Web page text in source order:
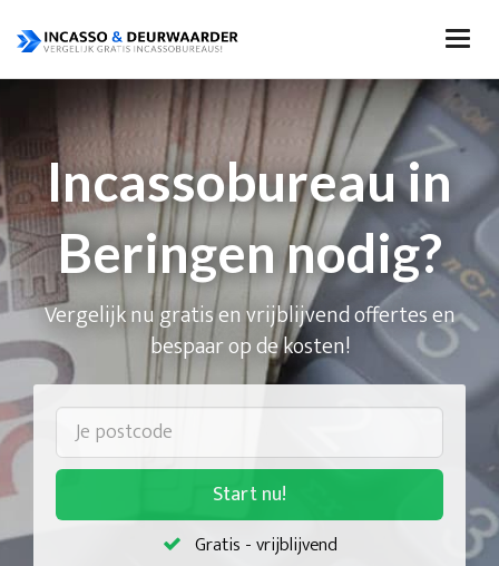
Incassobureau in
Beringen nodig?
Vergelijk nu gratis en vrijblijvend offertes en
bespaar op de kosten!
Start nu!
Gratis - vrijblijvend